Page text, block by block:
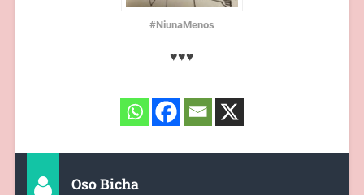
#NiunaMenos
♥♥♥
Oso Bicha